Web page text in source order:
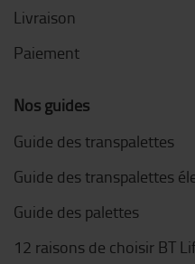
Livraison
Paiement
Nos guides
Guide des transpalettes
Guide des transpalettes
Guide des palettes
12 raisons de choisir BT